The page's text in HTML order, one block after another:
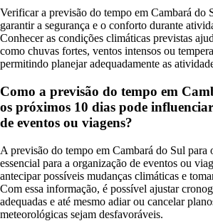
Verificar a previsão do tempo em Cambará do
garantir a segurança e o conforto durante
Conhecer as condições climáticas previstas
como chuvas fortes, ventos intensos ou
permitindo planejar adequadamente as
Como a previsão do tempo em
os próximos 10 dias pode
de eventos ou viagens?
A previsão do tempo em Cambará do Sul para
essencial para a organização de eventos ou
antecipar possíveis mudanças climáticas e
Com essa informação, é possível ajustar
adequadas e até mesmo adiar ou cancelar
meteorológicas sejam desfavoráveis.